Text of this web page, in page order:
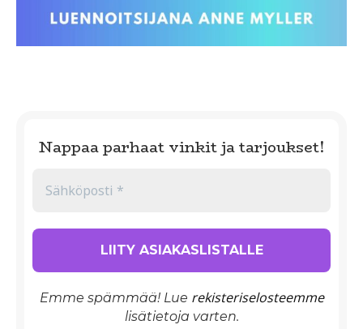
Nappaa parhaat vinkit ja tarjoukset!
Emme spämmää! Lue rekisteriselosteemme
lisätietoja varten.